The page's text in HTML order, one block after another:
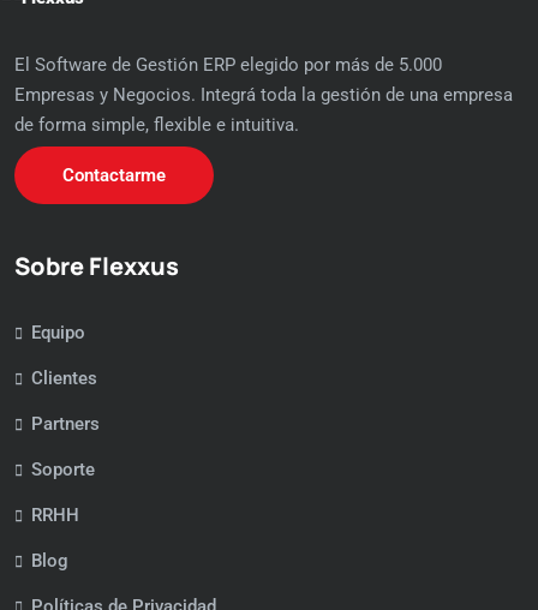
El Software de Gestión ERP elegido por más de 5.000
Empresas y Negocios. Integrá toda la gestión de una empresa
de forma simple, flexible e intuitiva.
Contactarme
Sobre Flexxus
Equipo
Clientes
Partners
Soporte
RRHH
Blog